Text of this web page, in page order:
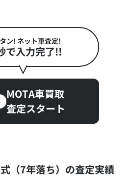
ン! ネット車査定!
で入力完了!!
MOTA車買取
査定スタート
（7年落ち）の査定実績